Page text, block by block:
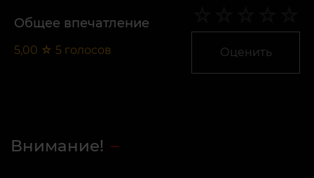
Общее впечатление
5,00 ☆ 5 голосов Оценить
Внимание!